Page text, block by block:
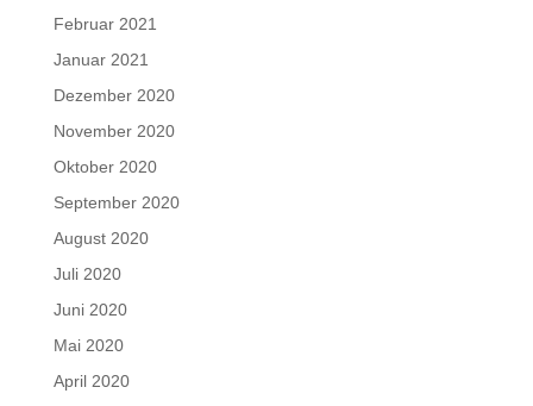
Februar 2021
Januar 2021
Dezember 2020
November 2020
Oktober 2020
September 2020
August 2020
Juli 2020
Juni 2020
Mai 2020
April 2020